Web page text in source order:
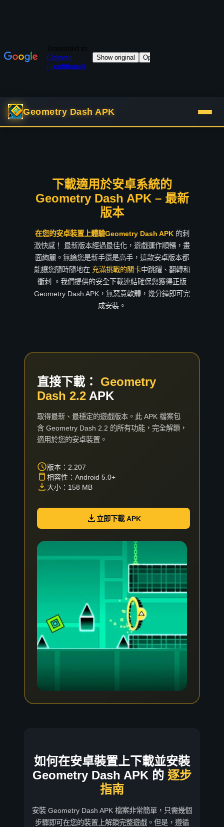
Geometry Dash APK
下載適用於安卓系統的
Geometry Dash APK – 最新
版本
在您的安卓裝置上體驗Geometry Dash APK的刺
激快感！ 最新版本經過最佳化，遊戲運作順暢，畫
面絢麗。無論您是新手還是高手，這款安卓版本都
能讓您隨時隨地在 充滿挑戰的關卡中跳躍、翻轉和
衝刺 。我們提供的安全下載連結確保您獲得正版
Geometry Dash APK，無惡意軟體，幾分鐘即可完
成安裝。
直接下載： Geometry
Dash 2.2 APK
取得最新、最穩定的遊戲版本。此 APK 檔案包
含 Geometry Dash 2.2 的所有功能，完全解鎖，
適用於您的安卓裝置。
版本：2.207
相容性：Android 5.0+
大小：158 MB
立即下載 APK
如何在安卓裝置上下載並安裝
Geometry Dash APK 的 逐步
指南
安裝 Geometry Dash APK 檔案非常簡單，只需幾個
步驟即可在您的裝置上解鎖完整遊戲。但是，遵循